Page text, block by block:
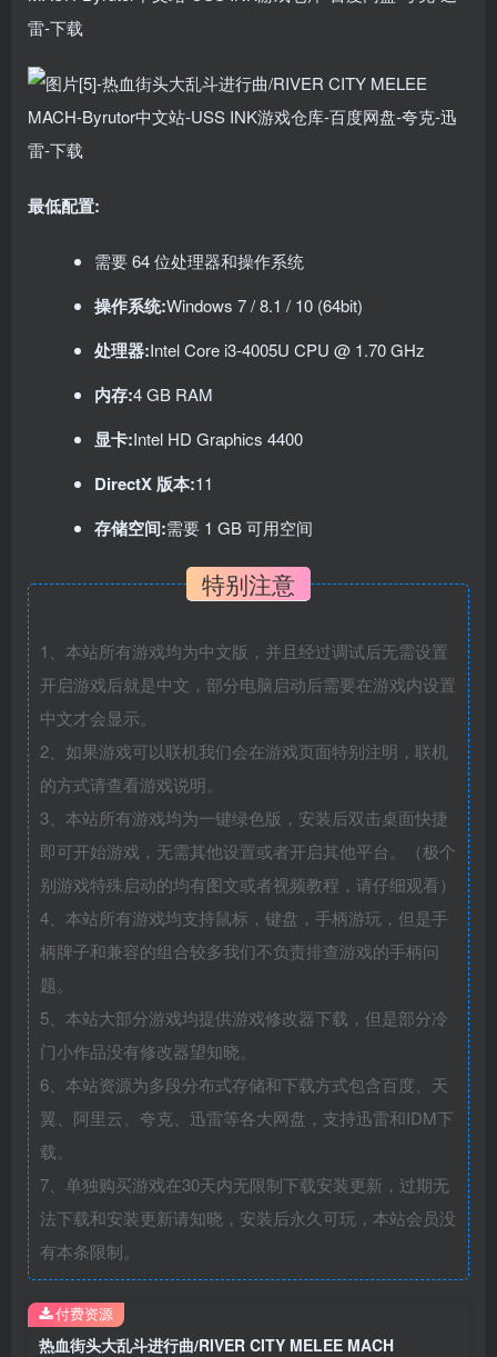
最低配置:
需要 64 位处理器和操作系统
操作系统:Windows 7 / 8.1 / 10 (64bit)
处理器:Intel Core i3-4005U CPU @ 1.70 GHz
内存:4 GB RAM
显卡:Intel HD Graphics 4400
DirectX 版本:11
存储空间:需要 1 GB 可用空间
特别注意
1、本站所有游戏均为中文版，并且经过调试后无需设置
开启游戏后就是中文，部分电脑启动后需要在游戏内设置
中文才会显示。
2、如果游戏可以联机我们会在游戏页面特别注明，联机
的方式请查看游戏说明。
3、本站所有游戏均为一键绿色版，安装后双击桌面快捷
即可开始游戏，无需其他设置或者开启其他平台。（极个
别游戏特殊启动的均有图文或者视频教程，请仔细观看）
4、本站所有游戏均支持鼠标，键盘，手柄游玩，但是手
柄牌子和兼容的组合较多我们不负责排查游戏的手柄问
题。
5、本站大部分游戏均提供游戏修改器下载，但是部分冷
门小作品没有修改器望知晓。
6、本站资源为多段分布式存储和下载方式包含百度、天
翼、阿里云、夸克、迅雷等各大网盘，支持迅雷和IDM下
载。
7、单独购买游戏在30天内无限制下载安装更新，过期无
法下载和安装更新请知晓，安装后永久可玩，本站会员没
有本条限制。
热血街头大乱斗进行曲/RIVER CITY MELEE MACH
付费资源